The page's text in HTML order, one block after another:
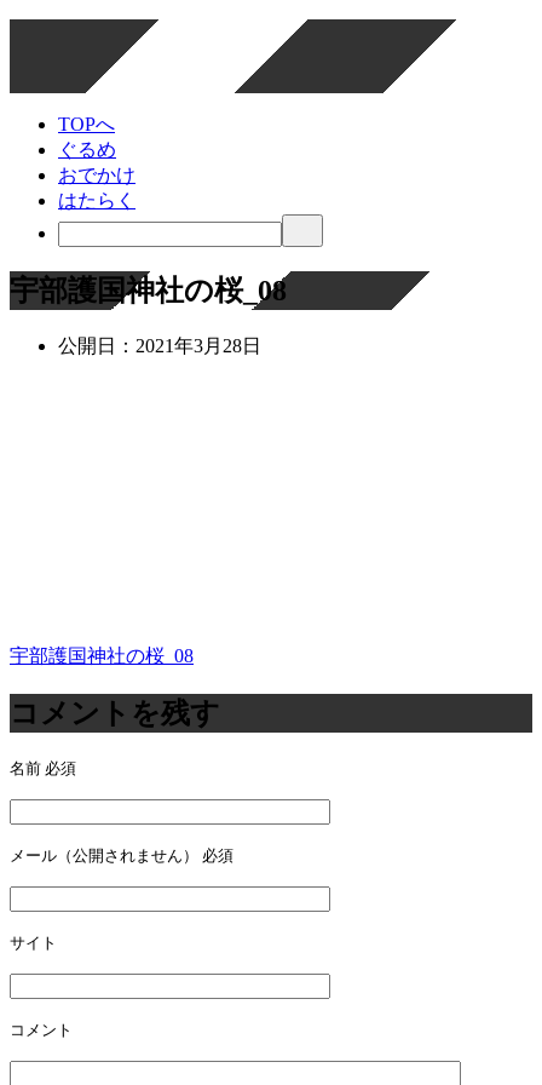
TOPへ
ぐるめ
おでかけ
はたらく
宇部護国神社の桜_08
公開日： 2021年3月28日
投
稿
ナ
ビ
ゲ
ー
シ
ョ
ン
宇部護国神社の桜_08
コメントを残す
名前 必須
メール（公開されません） 必須
サイト
コメント